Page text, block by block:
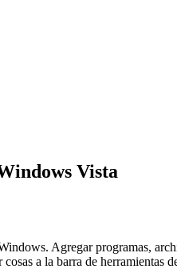
Vista
Agregar programas,
a la barra de herramientas